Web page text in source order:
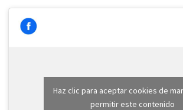
Haz clic para aceptar cookies de
permitir este contenido